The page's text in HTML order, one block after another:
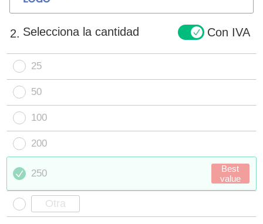
2. Selecciona la cantidad Con IVA
25
50
100
200
250
Best
value